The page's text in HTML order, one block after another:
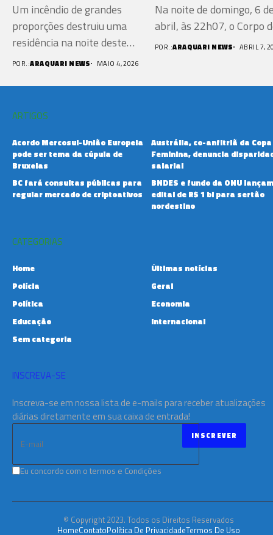
Um incêndio de grandes
proporções destruiu uma
residência na noite deste
domingo...
POR.:ARAQUARI NEWS MAIO 4, 2026
Na noite de domingo, 6
abril, às 22h07, o Corpo
POR.:ARAQUARI NEWS ABRIL 7,
ARTIGOS
Acordo Mercosul-União Europeia
pode ser tema da cúpula de
Bruxelas
Austrália, co-anfitriã da Copa
Feminina, denuncia
salarial
BC fará consultas públicas para
regular mercado de criptoativos
BNDES e fundo da ONU lançam
edital de R$ 1 bi para sertão
nordestino
CATEGORIAS
Home
Últimas notícias
Polícia
Geral
Política
Economia
Educação
Internacional
Sem categoria
INSCREVA-SE
Inscreva-se em nossa lista de e-mails para receber atualizações
diárias diretamente em sua caixa de entrada!
Eu concordo com o termos e Condições
© Copyright 2023. Todos os Direitos Reservados
HomeContatoPolítica De PrivacidadeTermos De Uso